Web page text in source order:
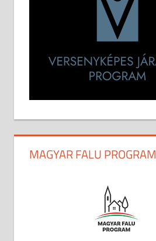
MAGYAR FALU PROGRAM